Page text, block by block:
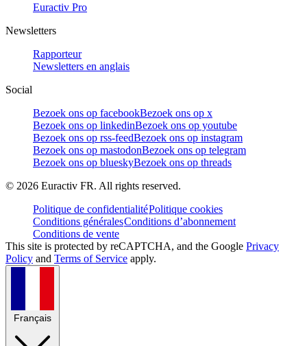
Euractiv Pro
Newsletters
Rapporteur
Newsletters en anglais
Social
Bezoek ons op facebookBezoek ons op x
Bezoek ons op linkedinBezoek ons op youtube
Bezoek ons op rss-feedBezoek ons op instagram
Bezoek ons op mastodonBezoek ons op telegram
Bezoek ons op blueskyBezoek ons op threads
© 2026 Euractiv FR. All rights reserved.
Politique de confidentialitéPolitique cookies
Conditions généralesConditions d’abonnement
Conditions de vente
This site is protected by reCAPTCHA, and the Google Privacy
Policy and Terms of Service apply.
Français